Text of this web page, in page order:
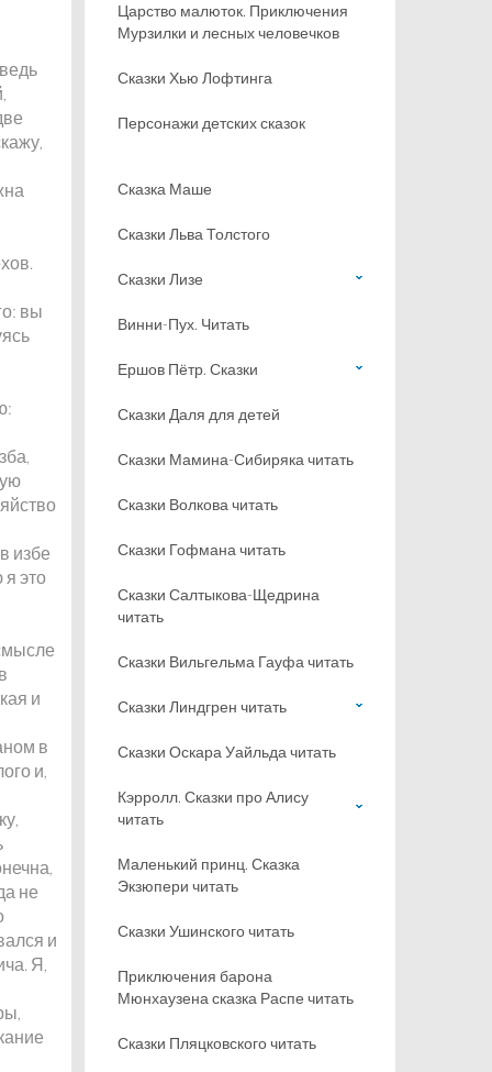
вы
избе
это
и
в
и,
не
и
Я,
Царство малюток. Приключения
Мурзилки и лесных человечков
Сказки Хью Лофтинга
Персонажи детских сказок
Сказка Маше
Сказки Льва Толстого
Сказки Лизе
Винни-Пух. Читать
Ершов Пётр. Сказки
Сказки Даля для детей
Сказки Мамина-Сибиряка читать
Сказки Волкова читать
Сказки Гофмана читать
Сказки Салтыкова-Щедрина
читать
Сказки Вильгельма Гауфа читать
Сказки Линдгрен читать
Сказки Оскара Уайльда читать
Кэрролл. Сказки про Алису
читать
Маленький принц. Сказка
Экзюпери читать
Сказки Ушинского читать
Приключения барона
Мюнхаузена сказка Распе читать
Сказки Пляцковского читать